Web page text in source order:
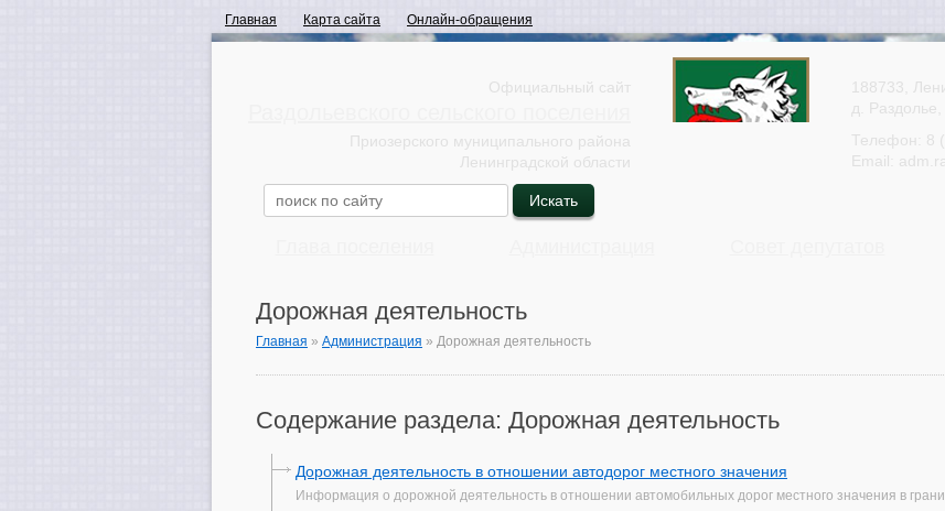
Главная Карта сайта Онлайн-обращения
Официальный сайт
Приозерского муниципального района
Ленинградской области
188733,
д.
Телефон: 8
Email:
Дорожная деятельность
Главная » Администрация » Дорожная деятельность
Содержание раздела: Дорожная деятельность
Дорожная деятельность в отношении автодорог местного значения
Информация о дорожной деятельность в отношении автомобильных дорог местного значения в